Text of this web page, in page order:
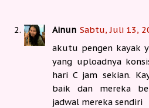
Ainun Sabtu, Juli 13,
akutu pengen kayak
yang uploadnya
hari C jam sekian.
baik dan mereka
jadwal mereka sendiri